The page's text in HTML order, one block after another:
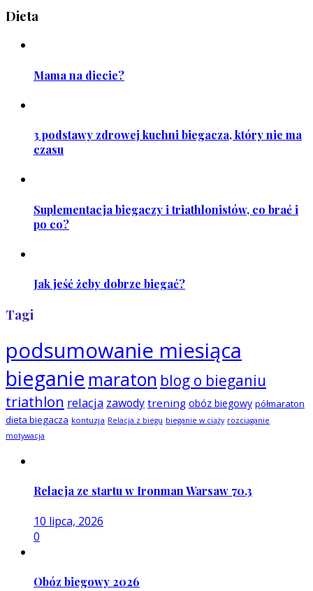
Dieta
Mama na diecie?
3 podstawy zdrowej kuchni biegacza, który nie ma
czasu
Suplementacja biegaczy i triathlonistów, co brać i
po co?
Jak jeść żeby dobrze biegać?
Tagi
podsumowanie miesiąca
bieganie maraton blog o bieganiu
triathlon relacja zawody trening obóz biegowy półmaraton
dieta biegacza kontuzja Relacja z biegu bieganie w ciąży rozciąganie
motywacja
Relacja ze startu w Ironman Warsaw 70.3
10 lipca, 2026
0
Obóz biegowy 2026